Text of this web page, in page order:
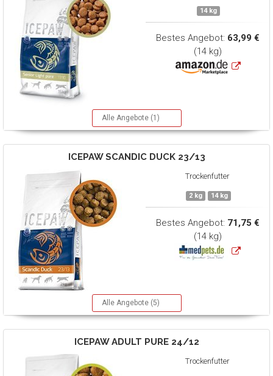
14 kg
Bestes Angebot: 63,99 €
(14 kg)
Alle Angebote (1)
ICEPAWSCANDIC DUCK 23/13
Trockenfutter
2 kg 14 kg
Bestes Angebot: 71,75 €
(14 kg)
Alle Angebote (5)
ICEPAWADULT PURE 24/12
Trockenfutter